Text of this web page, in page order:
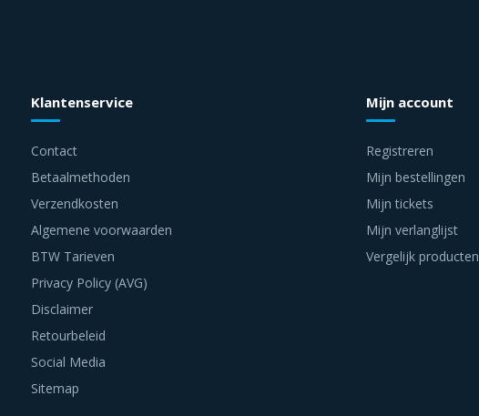
Klantenservice
Contact
Betaalmethoden
Verzendkosten
Algemene voorwaarden
BTW Tarieven
Privacy Policy (AVG)
Disclaimer
Retourbeleid
Social Media
Sitemap
Mijn account
Registreren
Mijn bestellingen
Mijn tickets
Mijn verlanglijst
Vergelijk producten